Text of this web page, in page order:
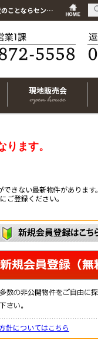
こちらは会員物件です【im-320293｜横浜市金沢区富岡東1丁目｜中古マンション｜3LDK】｜逗子市・葉山町・湘南エリアの不動産のことならセンチュリー21リビングライフにお任せください！
現地販売会
ます。
きない最新物件があります。
ご登録ください。
針についてはこちら